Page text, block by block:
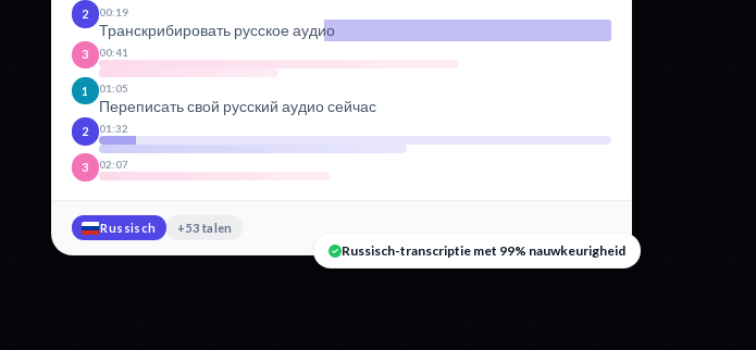
2 00:19
Транскрибировать русское аудио
3 00:41
1 01:05
Переписать свой русский аудио сейчас
2 01:32
3 02:07
Russisch +53 talen
Russisch-transcriptie met 99% nauwkeurigheid